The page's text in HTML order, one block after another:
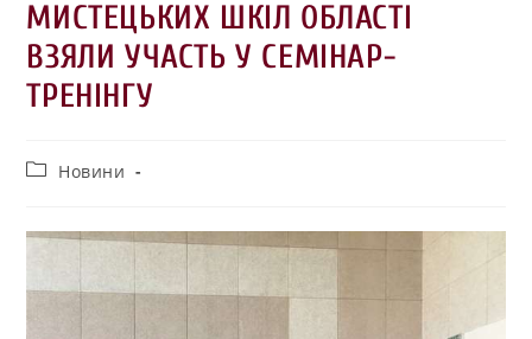
МИСТЕЦЬКИХ ШКІЛ ОБЛАСТІ
ВЗЯЛИ УЧАСТЬ У СЕМІНАР-
ТРЕНІНГУ
Новини